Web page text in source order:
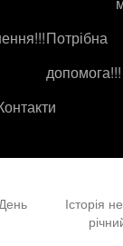
Потрібна
допомога!!!
Історія